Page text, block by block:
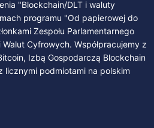
"Blockchain/DLT i waluty
programu "Od papierowej do
Zespołu Parlamentarnego
Cyfrowych. Współpracujemy z
Izbą Gospodarczą Blockchain
licznymi podmiotami na polskim